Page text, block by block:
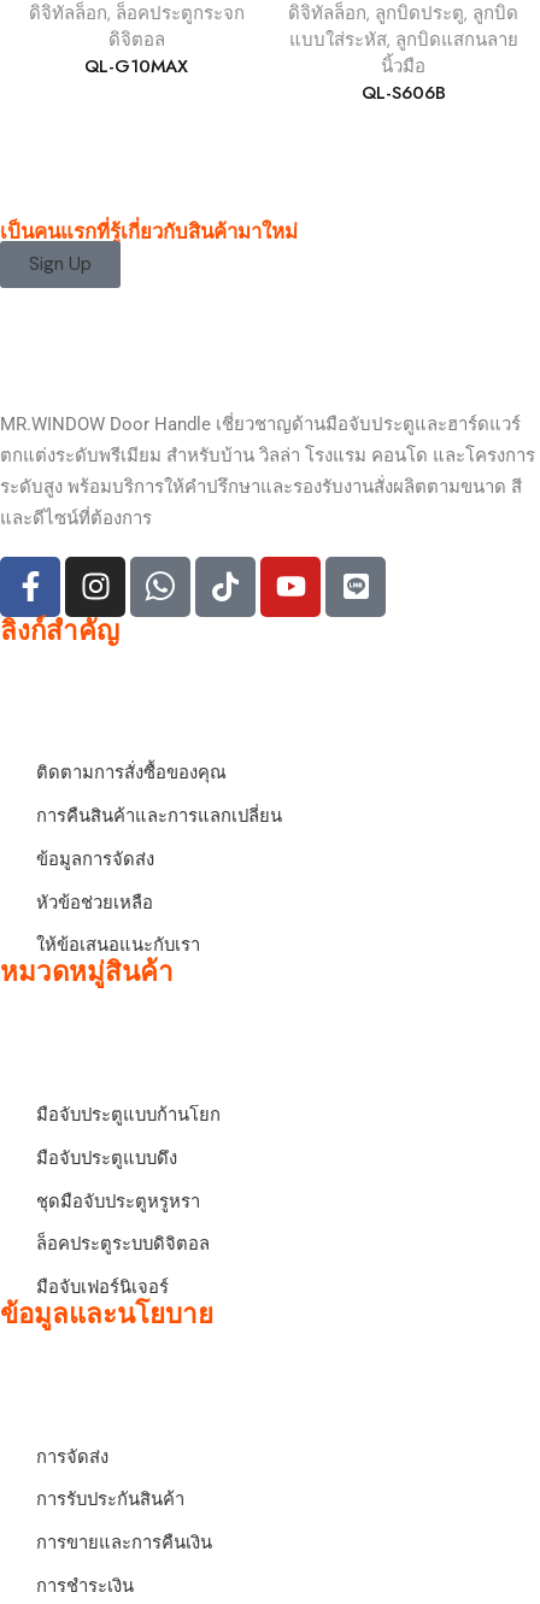
ดิจิทัลล็อก, ล็อคประตูกระจก
ดิจิตอล
QL-G10MAX
ดิจิทัลล็อก, ลูกบิดประตู, ลูกบิด
แบบใส่ระหัส, ลูกบิดแสกนลาย
นิ้วมือ
QL-S606B
เป็นคนแรกที่รู้เกี่ยวกับสินค้ามาใหม่
Sign Up
MR.WINDOW Door Handle เชี่ยวชาญด้านมือจับประตูและฮาร์ดแวร์
ตกแต่งระดับพรีเมียม สำหรับบ้าน วิลล่า โรงแรม คอนโด และโครงการ
ระดับสูง พร้อมบริการให้คำปรึกษาและรองรับงานสั่งผลิตตามขนาด สี
และดีไซน์ที่ต้องการ
ลิงก์สำคัญ
ติดตามการสั่งซื้อของคุณ
การคืนสินค้าและการแลกเปลี่ยน
ข้อมูลการจัดส่ง
หัวข้อช่วยเหลือ
ให้ข้อเสนอแนะกับเรา
หมวดหมู่สินค้า
มือจับประตูแบบก้านโยก
มือจับประตูแบบดึง
ชุดมือจับประตูหรูหรา
ล็อคประตูระบบดิจิตอล
มือจับเฟอร์นิเจอร์
ข้อมูลและนโยบาย
การจัดส่ง
การรับประกันสินค้า
การขายและการคืนเงิน
การชำระเงิน